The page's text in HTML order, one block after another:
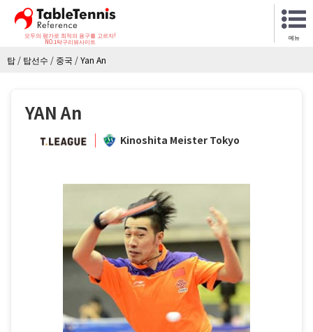
모두의 평가로 최적의 용구를 고르자!
NO.1탁구리뷰사이트
메뉴
탑 / 탑선수 / 중국 /Yan An
YAN An
Kinoshita Meister Tokyo